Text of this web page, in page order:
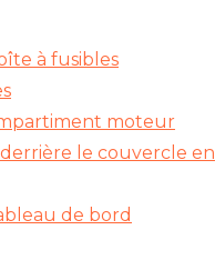
à fusibles
moteur
derrière le couvercle en
de bord